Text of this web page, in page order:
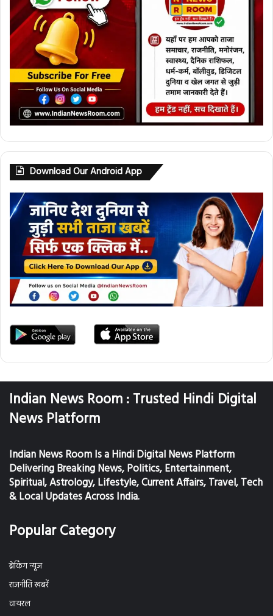
Download Our Android App
Indian News Room : Trusted Hindi Digital
News Platform
Indian News Room Is a Hindi Digital News Platform
Delivering Breaking News, Politics, Entertainment,
Spiritual, Astrology, Lifestyle, Current Affairs, Travel, Tech
& Local Updates Across India.
Popular Category
ब्रेकिंग न्यूज
राजनीति खबरें
वायरल